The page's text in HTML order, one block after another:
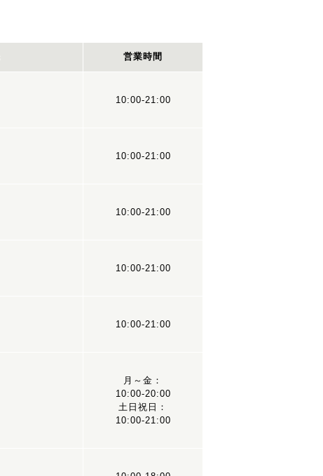
営業時間
10:00-21:00
10:00-21:00
10:00-21:00
10:00-21:00
10:00-21:00
月～金：
10:00-20:00
土日祝日：
10:00-21:00